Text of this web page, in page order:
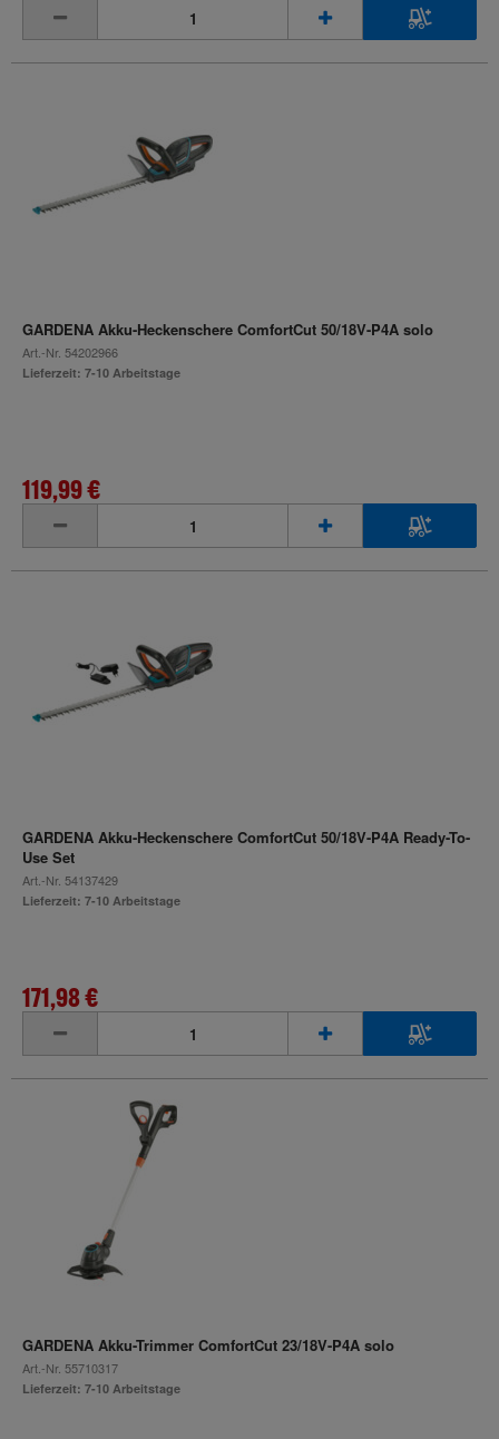
GARDENA Akku-Heckenschere ComfortCut 50/18V-P4A solo
Art.-Nr. 54202966
Lieferzeit: 7-10 Arbeitstage
119,99 €
GARDENA Akku-Heckenschere ComfortCut 50/18V-P4A Ready-To-
Use Set
Art.-Nr. 54137429
Lieferzeit: 7-10 Arbeitstage
171,98 €
GARDENA Akku-Trimmer ComfortCut 23/18V-P4A solo
Art.-Nr. 55710317
Lieferzeit: 7-10 Arbeitstage